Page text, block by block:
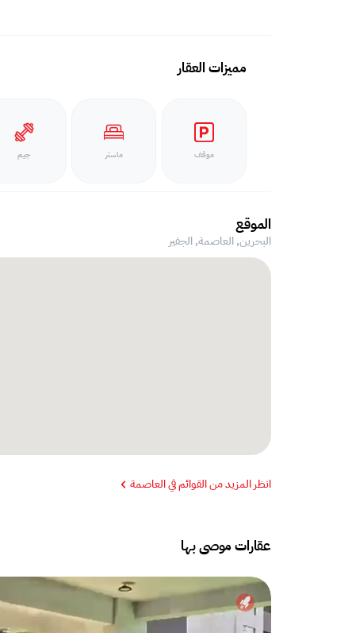
مميزات العقار
موقف ماستر جيم
الموقع
البحرين, العاصمة,الجفير
انظر المزيد من القوائم في العاصمة
عقارات موصى بها